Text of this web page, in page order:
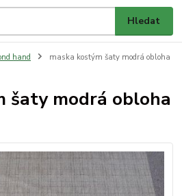
Hledat
hand
maska kostým šaty modrá obloha
šaty modrá obloha